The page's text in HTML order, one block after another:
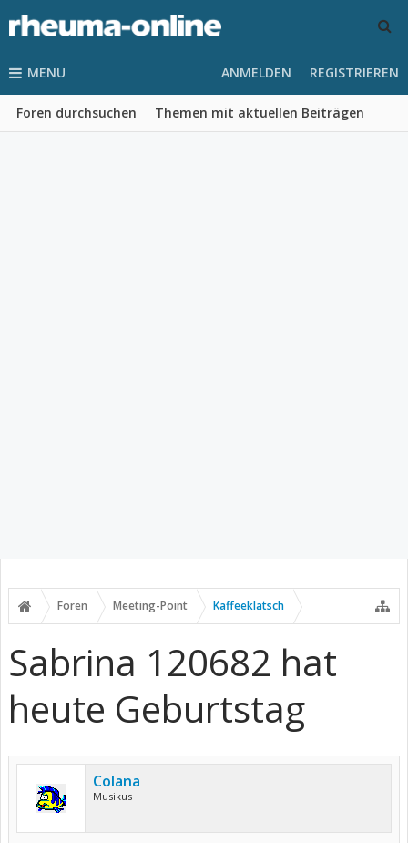
MENU
Foren durchsuchen Themen mit aktuellen Beiträgen
ANMELDEN REGISTRIEREN
Foren Meeting-Point Kaffeeklatsch
Sabrina 120682 hat
heute Geburtstag
Colana
Musikus